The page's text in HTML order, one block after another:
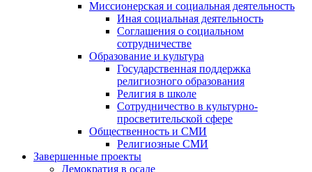
Миссионерская и социальная деятельность
Иная социальная деятельность
Соглашения о социальном
сотрудничестве
Образование и культура
Государственная поддержка
религиозного образования
Религия в школе
Сотрудничество в культурно-
просветительской сфере
Общественность и СМИ
Религиозные СМИ
Завершенные проекты
Демократия в осаде